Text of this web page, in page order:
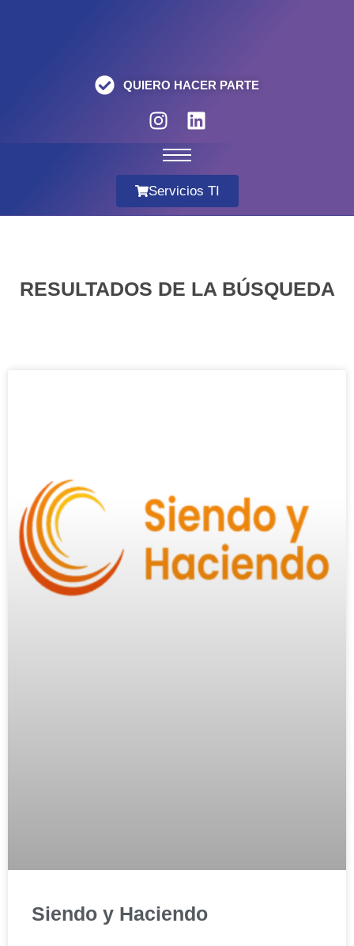
QUIERO HACER PARTE
Servicios TI
RESULTADOS DE LA BÚSQUEDA
Siendo y Haciendo